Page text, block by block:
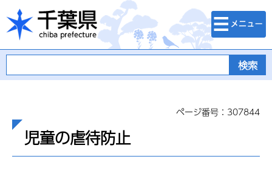
千葉県
検索・メニュ
ー
ページ番号：307844
児童の虐待防止